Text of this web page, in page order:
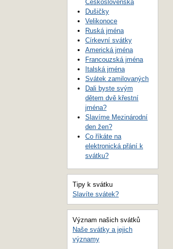
Československa
Dušičky
Velikonoce
Ruská jména
Církevní svátky
Americká jména
Francouzská jména
Italská jména
Svátek zamilovaných
Dali byste svým
dětem dvě křestní
jména?
Slavíme Mezinárodní
den žen?
Co říkáte na
elektronická přání k
svátku?
Tipy k svátku
Slavíte svátek?
Význam našich svátků
Naše svátky a jejich
významy